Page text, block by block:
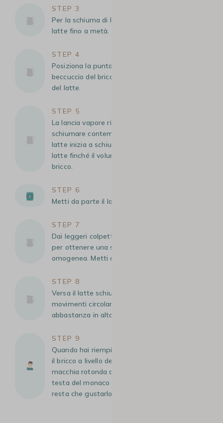
STEP 3
Per la schiuma di latte, riempi un bricco per
latte fino a metà.
STEP 4
Posiziona la punta della lancia vapore vicino al
beccuccio del bricco, appena sotto la superficie
del latte.
STEP 5
La lancia vapore riscalderà il latte e lo farà
schiumare contemporaneamente. Quando il
latte inizia a schiumare, immergi la lancia nel
latte finché il volume non raggiunge i 2/3 del
bricco.
STEP 6
Metti da parte il latte e pulisci la lancia vapore.
STEP 7
Dai leggeri colpetti bricco per latte e mescola
per ottenere una schiuma liscia, densa e
omogenea. Metti da parte.
STEP 8
Versa il latte schiumato nell’espresso facendo
movimenti circolari, mantenendo la tazza
abbastanza in alto.
STEP 9
Quando hai riempito i 2/3 della tazza, abbassa
il bricco a livello della tazza per formare una
macchia rotonda di schiuma di latte (simile alla
testa del monaco cappuccino!). Ora non ti
resta che gustarlo!